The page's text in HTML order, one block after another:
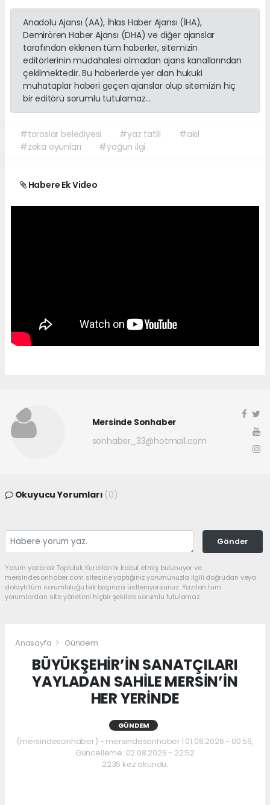
Anadolu Ajansı (AA), İhlas Haber Ajansı (İHA),
Demirören Haber Ajansı (DHA) ve diğer ajanslar
tarafından eklenen tüm haberler, sitemizin
editörlerinin müdahalesi olmadan ajans kanallarından
çekilmektedir. Bu haberlerde yer alan hukuki
muhataplar haberi geçen ajanslar olup sitemizin hiç
bir editörü sorumlu tutulamaz...
#toroslar belediyesi #yaz tatili
#akıl
#zeka oyunları
#yoğun ilgi
Habere Ek Video
Mersinde Sonhaber
sonhaber_33@hotmail.com
Okuyucu Yorumları (0)
Gönder
Yorum yazarak Topluluk Kuralları’nı kabul etmiş bulunuyor ve
mersindesonhaber.com sitesine yaptığınız yorumunuzla ilgili doğrudan veya
dolaylı tüm sorumluluğu tek başınıza üstleniyorsunuz. Yazılan tüm
yorumlardan site yönetimi hiçbir şekilde sorumlu tutulamaz.
Anasayfa Gündem
BÜYÜKŞEHİR’İN SANATÇILARI
YAYLADAN SAHİLE MERSİN’İN
HER YERİNDE
GÜNDEM
(mersindesonhaber) - mersindesonhaber | 01.08.2026 - 00:59,
Güncelleme: 02.08.2026 - 22:52
2235 kez okundu.